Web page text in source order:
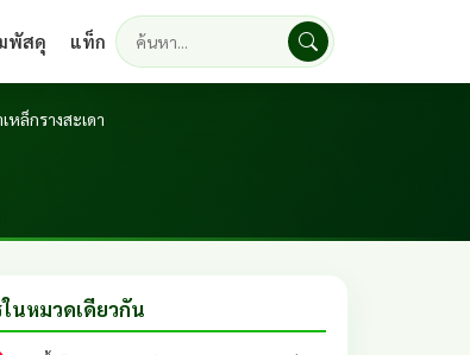
พัสดุ แท็ก
ค้นหา
หล็กรางสะเดา
ในหมวดเดียวกัน